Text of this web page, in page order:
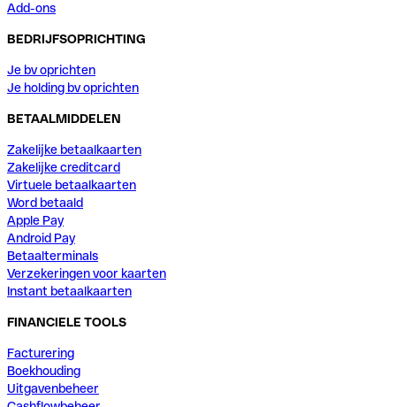
Add-ons
BEDRIJFSOPRICHTING
Je bv oprichten
Je holding bv oprichten
BETAALMIDDELEN
Zakelijke betaalkaarten
Zakelijke creditcard
Virtuele betaalkaarten
Word betaald
Apple Pay
Android Pay
Betaalterminals
Verzekeringen voor kaarten
Instant betaalkaarten
FINANCIELE TOOLS
Facturering
Boekhouding
Uitgavenbeheer